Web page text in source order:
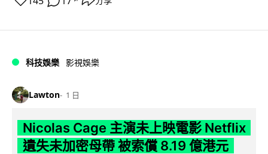
科技娛樂 影視娛樂
Lawton 1 日
Nicolas Cage 主演未上映電影 Netflix
遺失未加密母帶 被索償 8.19 億港元